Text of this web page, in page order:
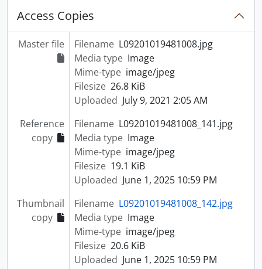
Access Copies
Master file Filename L09201019481008.jpg
Media type Image
Mime-type image/jpeg
Filesize 26.8 KiB
Uploaded July 9, 2021 2:05 AM
Reference
copy
Filename L09201019481008_141.jpg
Media type Image
Mime-type image/jpeg
Filesize 19.1 KiB
Uploaded June 1, 2025 10:59 PM
Thumbnail
copy
Filename L09201019481008_142.jpg
Media type Image
Mime-type image/jpeg
Filesize 20.6 KiB
Uploaded June 1, 2025 10:59 PM